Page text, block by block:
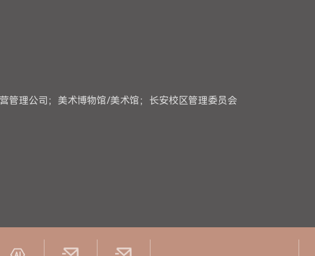
管理公司；美术博物馆/美术馆；长安校区管理委员会